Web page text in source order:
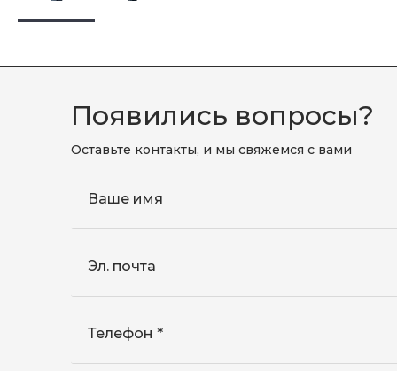
Появились вопросы?
Оставьте контакты, и мы свяжемся с вами
Ваше имя
Эл. почта
Телефон